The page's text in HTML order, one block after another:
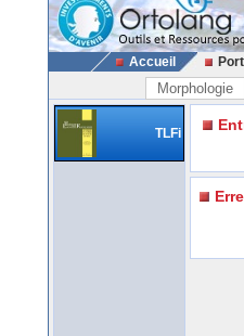
Accueil
Morphologie
TLFi